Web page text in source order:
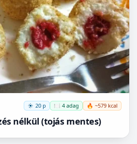
20 p 🍽️ 4 adag 🔥 ~579 kcal
nélkül (tojás mentes)